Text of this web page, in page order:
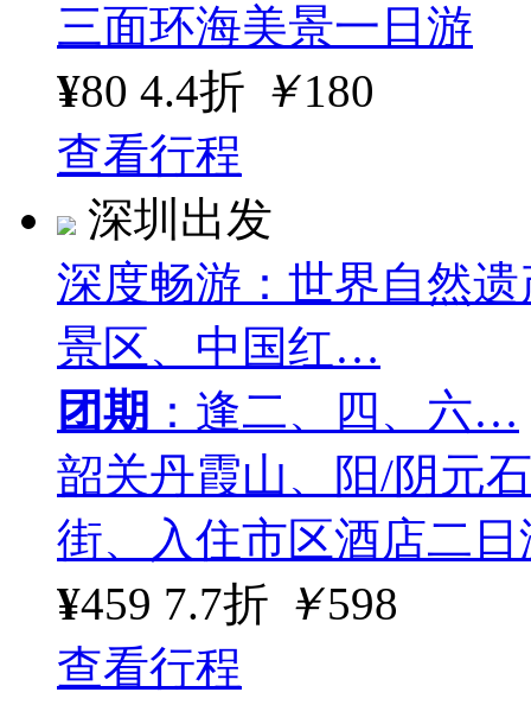
三面环海美景一日游
¥80 4.4折 ￥180
查看行程
深圳出发
深度畅游：世界自然
景区、中国红…
团期 ：逢二、四、六…
韶关丹霞山、阳/阴元
街、入住市区酒店二日
¥459 7.7折 ￥598
查看行程